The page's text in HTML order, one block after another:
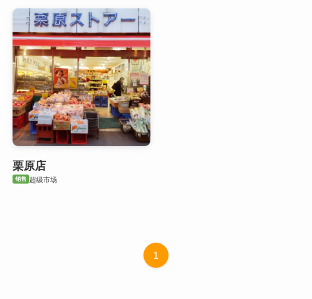
栗原店
销售 超级市场
1